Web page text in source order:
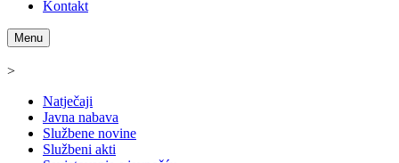
Kontakt
Menu
>
Natječaji
Javna nabava
Službene novine
Službeni akti